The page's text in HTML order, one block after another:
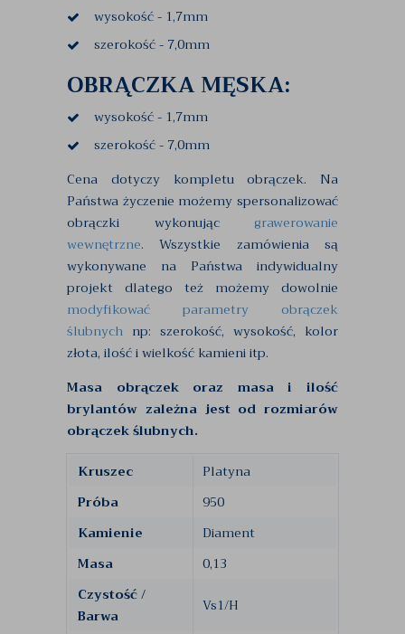
wysokość - 1,7mm
szerokość - 7,0mm
OBRĄCZKA MĘSKA:
wysokość - 1,7mm
szerokość - 7,0mm
Cena dotyczy kompletu obrączek. Na
Państwa życzenie możemy spersonalizować
obrączki wykonując grawerowanie
wewnętrzne. Wszystkie zamówienia są
wykonywane na Państwa indywidualny
projekt dlatego też możemy dowolnie
modyfikować parametry obrączek
ślubnych np: szerokość, wysokość, kolor
złota, ilość i wielkość kamieni itp.
Masa obrączek oraz masa i ilość
brylantów zależna jest od rozmiarów
obrączek ślubnych.
Kruszec
Platyna
Próba
950
Kamienie
Diament
Masa
0,13
Czystość /
Barwa
Vs1/H